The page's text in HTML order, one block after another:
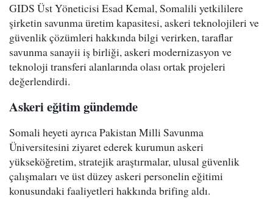
GIDS Üst Yöneticisi Esad Kemal, Somalili yetkililere
şirketin savunma üretim kapasitesi, askeri teknolojileri ve
güvenlik çözümleri hakkında bilgi verirken, taraflar
savunma sanayii iş birliği, askeri modernizasyon ve
teknoloji transferi alanlarında olası ortak projeleri
değerlendirdi.
Askeri eğitim gündemde
Somali heyeti ayrıca Pakistan Milli Savunma
Üniversitesini ziyaret ederek kurumun askeri
yükseköğretim, stratejik araştırmalar, ulusal güvenlik
çalışmaları ve üst düzey askeri personelin eğitimi
konusundaki faaliyetleri hakkında brifing aldı.